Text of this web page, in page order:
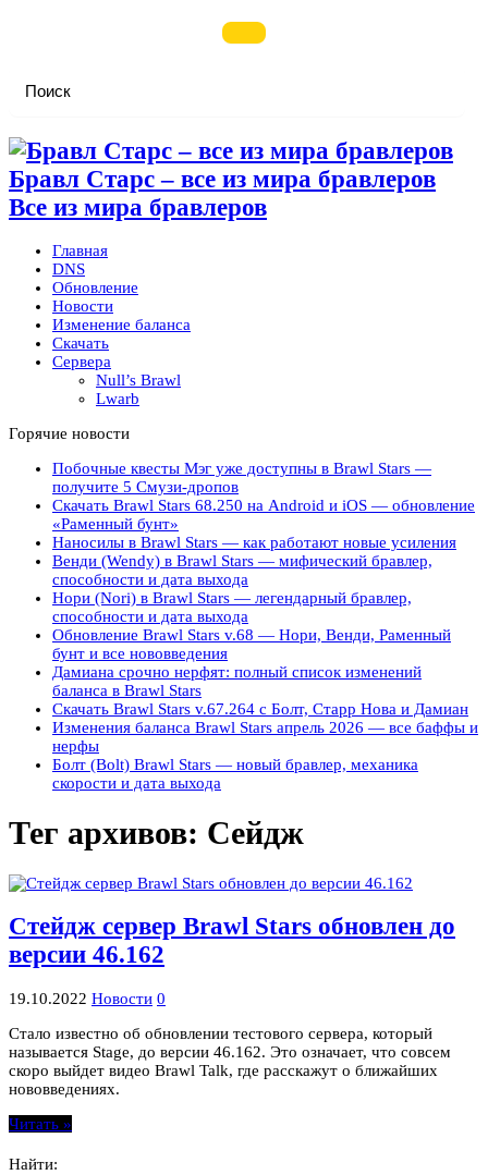
Бравл Старс – все из мира бравлеров
Все из мира бравлеров
Главная
DNS
Обновление
Новости
Изменение баланса
Скачать
Сервера
Null’s Brawl
Lwarb
Горячие новости
Побочные квесты Мэг уже доступны в Brawl Stars —
получите 5 Смузи-дропов
Скачать Brawl Stars 68.250 на Android и iOS — обновление
«Раменный бунт»
Наносилы в Brawl Stars — как работают новые усиления
Венди (Wendy) в Brawl Stars — мифический бравлер,
способности и дата выхода
Нори (Nori) в Brawl Stars — легендарный бравлер,
способности и дата выхода
Обновление Brawl Stars v.68 — Нори, Венди, Раменный
бунт и все нововведения
Дамиана срочно нерфят: полный список изменений
баланса в Brawl Stars
Скачать Brawl Stars v.67.264 с Болт, Старр Нова и Дамиан
Изменения баланса Brawl Stars апрель 2026 — все баффы и
нерфы
Болт (Bolt) Brawl Stars — новый бравлер, механика
скорости и дата выхода
Тег архивов: Сейдж
Стейдж сервер Brawl Stars обновлен до
версии 46.162
19.10.2022 Новости 0
Стало известно об обновлении тестового сервера, который
называется Stage, до версии 46.162. Это означает, что совсем
скоро выйдет видео Brawl Talk, где расскажут о ближайших
нововведениях.
Читать »
Найти: